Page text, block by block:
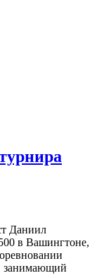
Даниил
в Вашингтоне,
занимающий